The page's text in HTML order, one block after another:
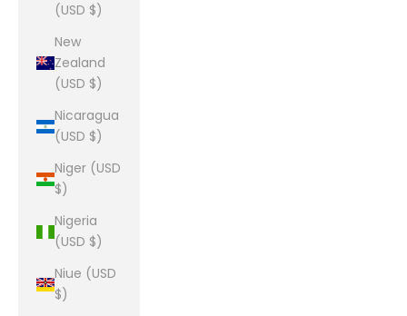
(USD $)
New
Zealand
(USD $)
Nicaragua
(USD $)
Niger (USD
$)
Nigeria
(USD $)
Niue (USD
$)